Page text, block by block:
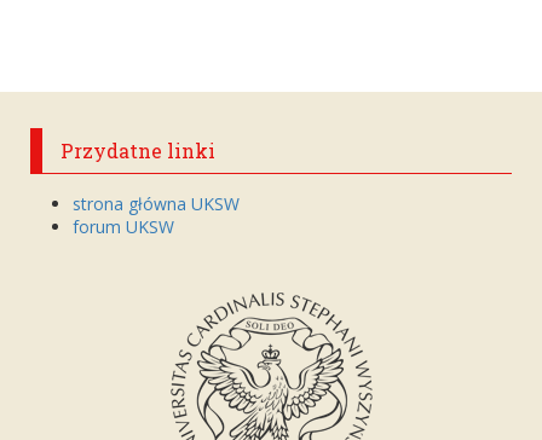
Przydatne linki
strona główna UKSW
forum UKSW